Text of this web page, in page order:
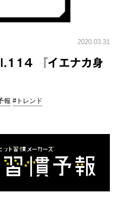
2020.03.31
『イエナカ身
報 #トレンド